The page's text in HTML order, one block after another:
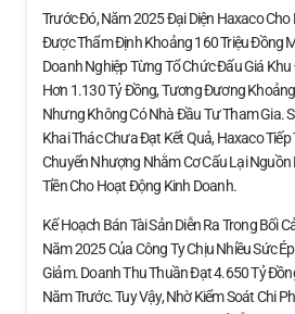
Trước Đó, Năm 2025 Đại Diện Haxaco Cho
Được Thẩm Định Khoảng 160 Triệu Đồng
Doanh Nghiệp Từng Tổ Chức Đấu Giá
Hơn 1.130 Tỷ Đồng, Tương Đương
Nhưng Không Có Nhà Đầu Tư Tham Gia.
Khai Thác Chưa Đạt Kết Quả, Haxaco
Chuyển Nhượng Nhằm Cơ Cấu Lại Nguồn
Tiền Cho Hoạt Động Kinh Doanh.
Kế Hoạch Bán Tài Sản Diễn Ra Trong Bối
Năm 2025 Của Công Ty Chịu Nhiều Sức
Giảm. Doanh Thu Thuần Đạt 4.650 Tỷ
Năm Trước. Tuy Vậy, Nhờ Kiểm Soát Chi